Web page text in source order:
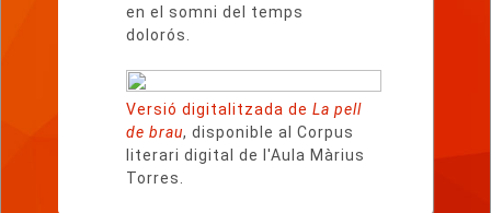
en el somni del temps
dolorós.
Versió digitalitzada deLa pell
de brau, disponible al Corpus
literari digital de l'Aula Màrius
Torres.